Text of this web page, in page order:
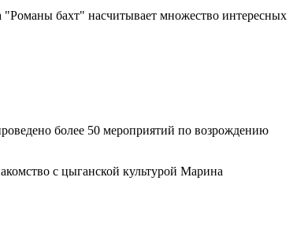
бахт" насчитывает множество интересных
более 50 мероприятий по возрождению
с цыганской культурой Марина